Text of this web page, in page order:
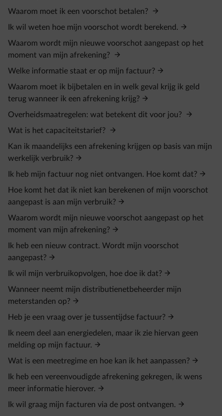
Waarom moet ik een voorschot betalen?
Ik wil weten hoe mijn voorschot wordt berekend.
Waarom wordt mijn nieuwe voorschot aangepast op het
moment van mijn afrekening?
Welke informatie staat er op mijn factuur?
Waarom moet ik bijbetalen en in welk geval krijg ik geld
terug wanneer ik een afrekening krijg?
Overheidsmaatregelen: wat betekent dit voor jou?
Wat is het capaciteitstarief?
Kan ik maandelijks een afrekening krijgen op basis van mijn
werkelijk verbruik?
Ik heb mijn factuur nog niet ontvangen. Hoe komt dat?
Hoe komt het dat ik niet kan berekenen of mijn voorschot
aangepast is aan mijn verbruik?
Waarom wordt mijn nieuwe voorschot aangepast op het
moment van mijn afrekening?
Ik heb een nieuw contract. Wordt mijn voorschot
aangepast?
Ik wil mijn verbruikopvolgen, hoe doe ik dat?
Wanneer neemt mijn distributienetbeheerder mijn
meterstanden op?
Heb je een vraag over je tussentijdse factuur?
Ik neem deel aan energiedelen, maar ik zie hiervan geen
melding op mijn factuur.
Wat is een meetregime en hoe kan ik het aanpassen?
Ik heb een vereenvoudigde afrekening gekregen, ik wens
meer informatie hierover.
Ik wil graag mijn facturen via de post ontvangen.